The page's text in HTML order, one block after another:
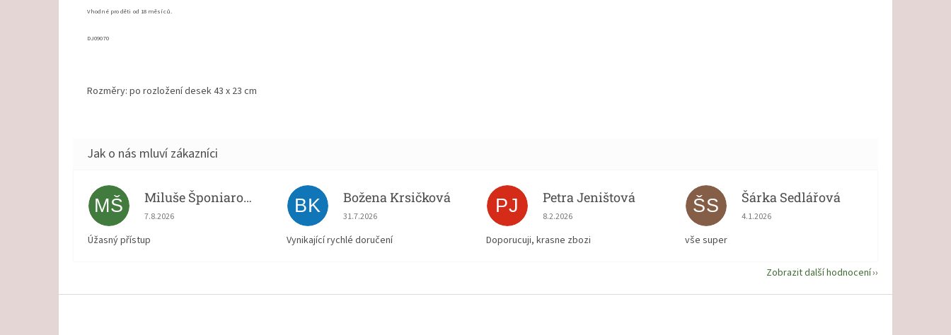
Vhodné pro děti od 18 měsíců.
DJ09070
Rozměry: po rozložení desek43 x 23 cm
MŠ Miluše Šponiarová
Hodnocení obchodu je 5 z 5 hvězdiček.
7.8.2026
Úžasný přístup
BK Božena Krsičková
Hodnocení obchodu je 5 z 5 hvězdiček.
31.7.2026
Vynikající rychlé doručení
PJ Petra Jeništová
Hodnocení obchodu je 5 z 5 hvězdiček.
8.2.2026
Doporucuji, krasne zbozi
ŠS Šárka Sedlářová
Hodnocení obchodu je 5 z 5 hvězdiček.
4.1.2026
vše super
Zobrazit další hodnocení